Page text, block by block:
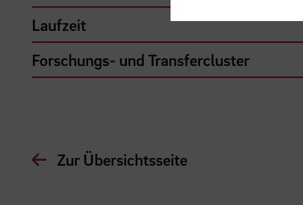
Laufzeit
Forschungs- und Transfercluster
Zur Übersichtsseite